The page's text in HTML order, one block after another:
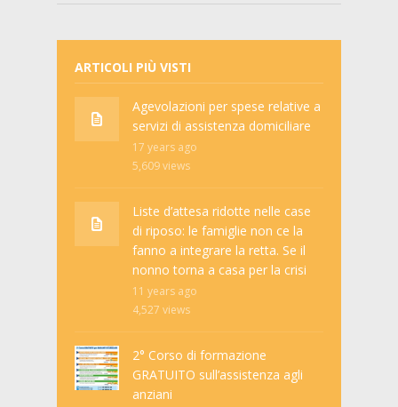
ARTICOLI PIÙ VISTI
Agevolazioni per spese relative a
servizi di assistenza domiciliare
17 years ago
5,609views
Liste d’attesa ridotte nelle case
di riposo: le famiglie non ce la
fanno a integrare la retta. Se il
nonno torna a casa per la crisi
11 years ago
4,527 views
2° Corso di formazione
GRATUITO sull’assistenza agli
anziani